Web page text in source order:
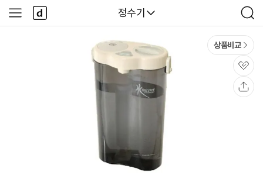
다나와
정수기
검
색
사
이
다
나
와
상품비교
관
심